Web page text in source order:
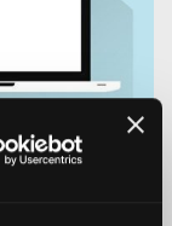
COMMENTS